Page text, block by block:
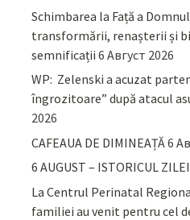
Schimbarea la Față a
transformării, renașterii și
semnificații 6 Август 2026
WP: Zelenski a acuzat
îngrozitoare” după atacul
2026
CAFEAUA DE DIMINEAȚĂ6
6 AUGUST – ISTORICUL ZILEI
La Centrul Perinatal
familiei au venit pentru cel